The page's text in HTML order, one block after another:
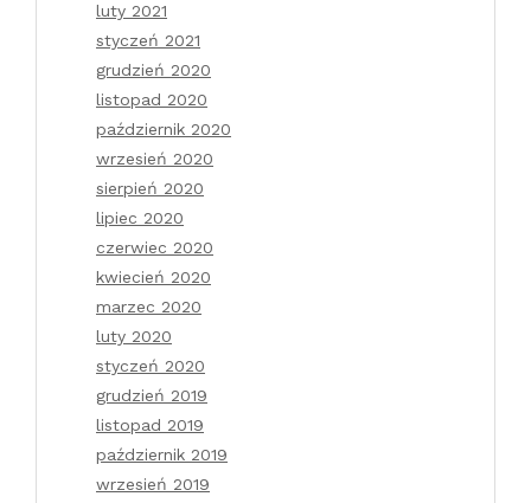
luty 2021
styczeń 2021
grudzień 2020
listopad 2020
październik 2020
wrzesień 2020
sierpień 2020
lipiec 2020
czerwiec 2020
kwiecień 2020
marzec 2020
luty 2020
styczeń 2020
grudzień 2019
listopad 2019
październik 2019
wrzesień 2019